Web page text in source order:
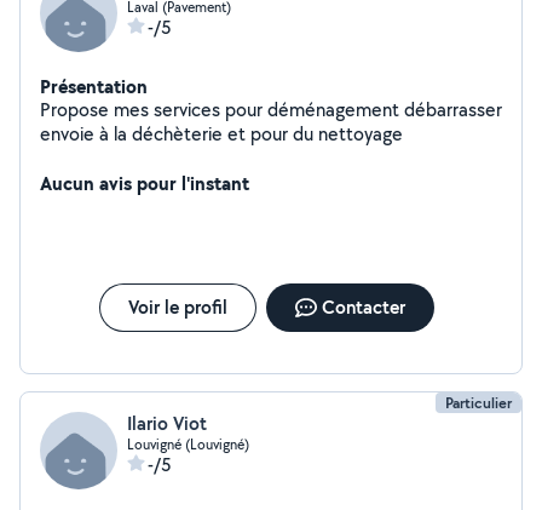
Laval (Pavement)
-/5
Présentation
Propose mes services pour déménagement débarrasser
envoie à la déchèterie et pour du nettoyage
Aucun avis pour l'instant
Voir le profil Contacter
Particulier
Ilario Viot
Louvigné (Louvigné)
-/5